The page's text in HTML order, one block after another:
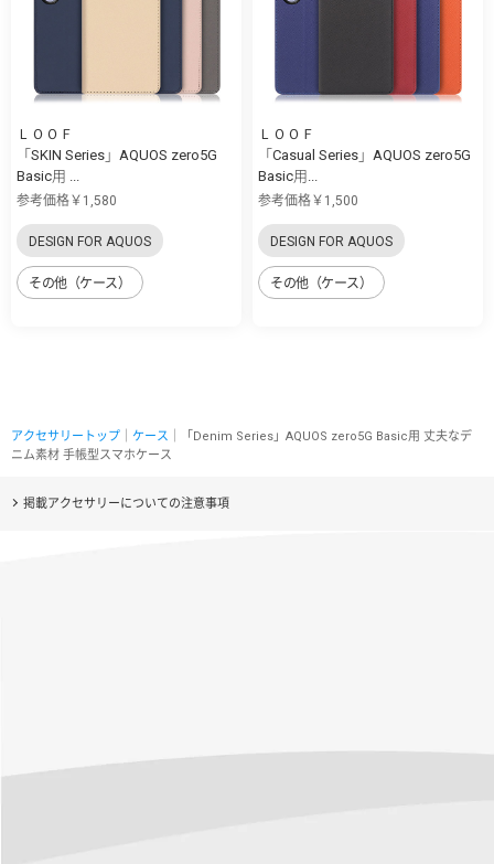
ＬＯＯＦ
「SKIN Series」AQUOS zero5G
Basic用 ...
参考価格￥1,580
DESIGN FOR AQUOS
その他（ケース）
ＬＯＯＦ
「Casual Series」AQUOS zero5G
Basic用...
参考価格￥1,500
DESIGN FOR AQUOS
その他（ケース）
アクセサリートップ ケース ｜「Denim Series」AQUOS zero5G Basic用 丈夫なデ
ニム素材 手帳型スマホケース
掲載アクセサリーについての注意事項